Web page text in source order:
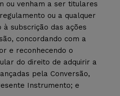
ou venham a ser titulares
ou a qualquer
subscrição das ações
concordando com a
e reconhecendo o
do direito de adquirir a
pela Conversão,
Instrumento; e